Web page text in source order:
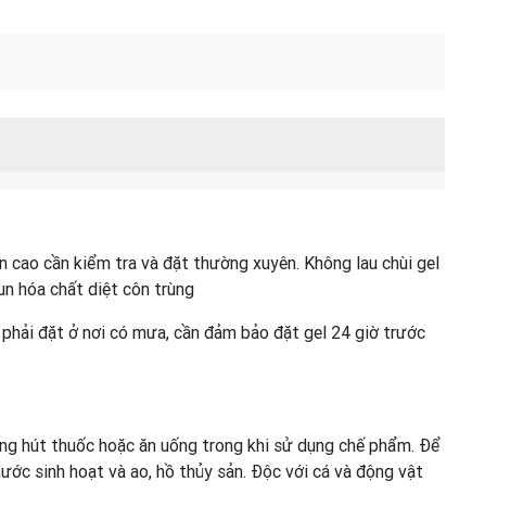
cần kiểm tra và đặt thường xuyên. Không lau chùi gel
hóa chất diệt côn trùng
đặt ở nơi có mưa, cần đảm bảo đặt gel 24 giờ trước
hút thuốc hoặc ăn uống trong khi sử dụng chế phẩm. Để
sinh hoạt và ao, hồ thủy sản. Độc với cá và động vật